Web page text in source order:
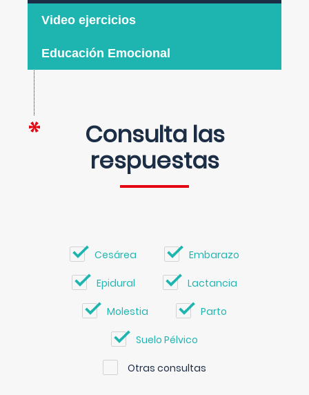
Video ejercicios
Educación Emocional
Consulta las
respuestas
Cesárea Embarazo
Epidural Lactancia
Molestia Parto
Suelo Pélvico
Otras consultas